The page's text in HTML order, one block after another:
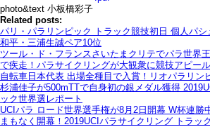
photo&text 小板橋彩子
Related posts:
パリ・パラリンピック トラック競技初日 個人パ
和平・三浦生誠ペア10位
ツール・ド・フランスさいたまクリテでパラ世界
で疾走！パラサイクリングが大観衆に競技アピール
自転車日本代表 出場全種目で入賞！リオパラリン
杉浦佳子が500mTTで自身初の銀メダル獲得
ック世界選レポート
UCIパラ ロード世界選手権が8月2日開幕 W杯連勝
まもなく開幕！2019UCIパラサイクリング トラッ